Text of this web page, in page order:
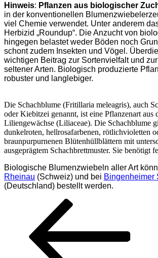
Hinweis: Pflanzen aus biologischer
in der konventionellen
viel Chemie verwendet. Unter anderem
Herbizid „Roundup“. Die Anzucht von
hingegen belastet weder Böden noch
schont zudem Insekten und Vögel.
wichtigen Beitrag zur Sortenvielfalt und
seltener Arten. Biologisch produzierte
robuster und langlebiger.
Die Schachblume (Fritillaria meleagris), auch
oder Kiebitzei genannt, ist eine Pflanzenart aus
Liliengewächse (Liliaceae). Die Schachblume
dunkelroten, hellrosafarbenen, rötlichvioletten
braunpurpurnenen Blütenhüllblättern mit
ausgeprägtem Schachbrettmuster. Sie benötigt
Biologische Blumenzwiebeln aller Art
Rheinau (Schweiz) und bei Bingenheimer
(Deutschland) bestellt werden.
Seitennummerierung
Beiträge